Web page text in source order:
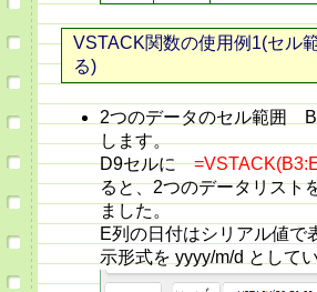
VSTACK関数の使用例1(セル
る)
2つのデータのセル範囲
します。
D9セルに
ると、2つのデータリスト
ました。
E列の日付はシリアル値で
示形式を yyyy/m/d としてい